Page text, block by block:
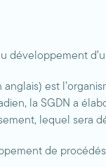
développement
anglais) est
la SGDN a
lequel sera
de